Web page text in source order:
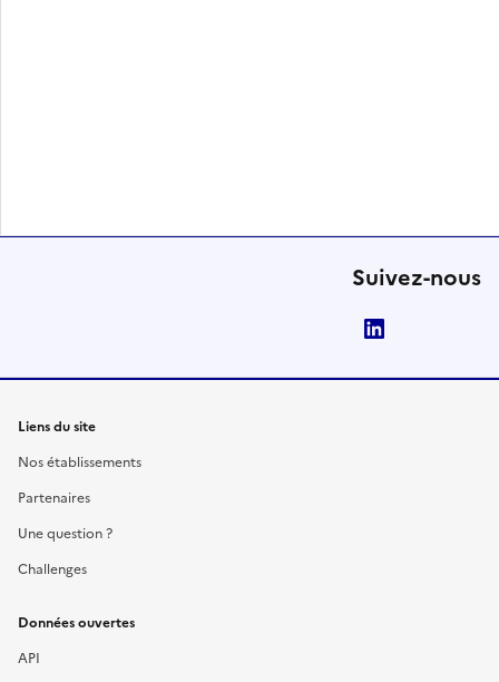
Suivez-nous
Liens du site
Nos établissements
Partenaires
Une question ?
Challenges
Données ouvertes
API